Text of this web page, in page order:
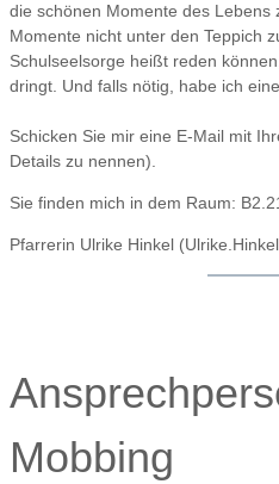
die schönen Momente des Lebens
Momente nicht unter den Teppich
Schulseelsorge heißt reden
dringt. Und falls nötig, habe ich
Schicken Sie mir eine E-Mail mit
Details zu nennen).
Sie finden mich in dem Raum:
Pfarrerin Ulrike Hinkel
Mobbing